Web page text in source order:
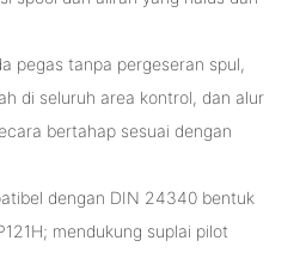
pegas tanpa pergeseran spul,
di seluruh area kontrol, dan alur
bertahap sesuai dengan
dengan DIN 24340 bentuk
mendukung suplai pilot